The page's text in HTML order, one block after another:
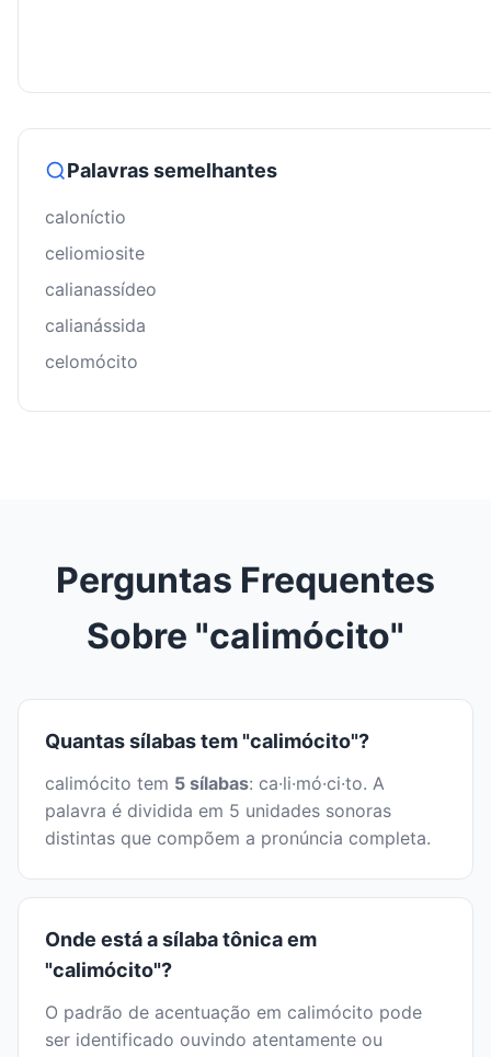
Palavras semelhantes
caloníctio
celiomiosite
calianassídeo
calianássida
celomócito
Perguntas Frequentes
Sobre "calimócito"
Quantas sílabas tem "calimócito"?
calimócito tem 5 sílabas: ca·li·mó·ci·to. A
palavra é dividida em 5 unidades sonoras
distintas que compõem a pronúncia completa.
Onde está a sílaba tônica em
"calimócito"?
O padrão de acentuação em calimócito pode
ser identificado ouvindo atentamente ou